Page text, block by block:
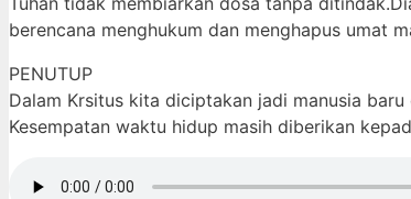
berencana menghukum dan menghapus umat
PENUTUP
Dalam Krsitus kita diciptakan jadi manusia
Kesempatan waktu hidup masih diberikan